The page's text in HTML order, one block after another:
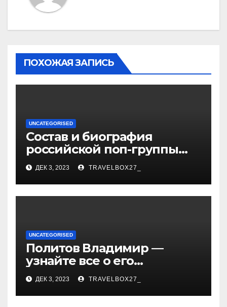
ПОХОЖАЯ ЗАПИСЬ
UNCATEGORISED
Состав и биография
российской поп-группы
«Иванушки интернешнл»
— история успеха, музыка
и судьбы участников
ДЕК 3, 2023 TRAVELBOX27_
UNCATEGORISED
Политов Владимир —
узнайте все о его
биографии, возрасте и
впечатляющих
достижениях!
ДЕК 3, 2023 TRAVELBOX27_